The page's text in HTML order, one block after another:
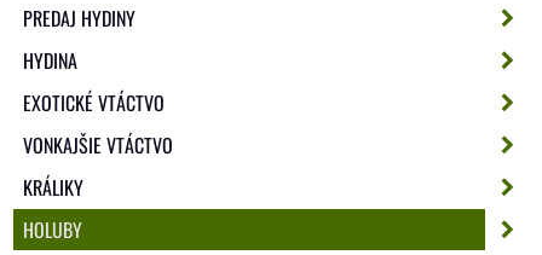
PREDAJ HYDINY
HYDINA
EXOTICKÉ VTÁCTVO
VONKAJŠIE VTÁCTVO
KRÁLIKY
HOLUBY